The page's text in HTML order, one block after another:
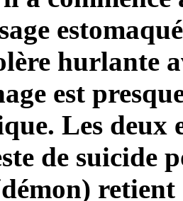
hurlante
est
Les deux
de suicide